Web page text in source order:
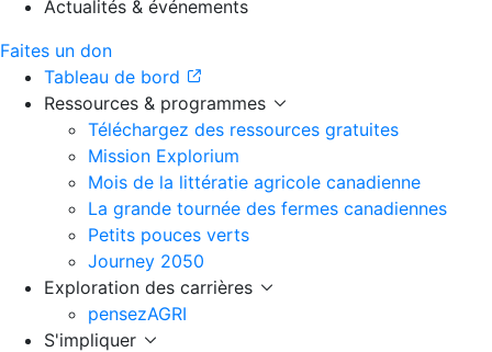
Actualités & événements
Faites un don
Tableau de bord
Ressources & programmes
Téléchargez des ressources gratuites
Mission Explorium
Mois de la littératie agricole canadienne
La grande tournée des fermes canadiennes
Petits pouces verts
Journey 2050
Exploration des carrières
pensezAGRI
S'impliquer